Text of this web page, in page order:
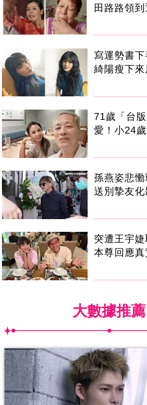
田路路領
寫運勢書
綺陽瘦下來
71歲「台
愛！小24
孫燕姿悲慟
送別摯友化
突遭王宇
本尊回應真
大數據推薦